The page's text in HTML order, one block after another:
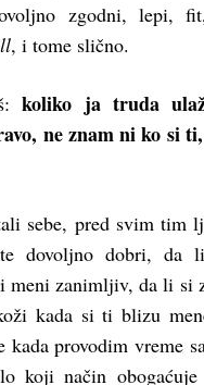
zgodni, lepi,
, i tome slično.
koliko ja truda
ne znam ni ko si
sebe, pred svim tim
dovoljno dobri, da
meni zanimljiv, da li si
kada si ti blizu
kada provodim vreme
koji način